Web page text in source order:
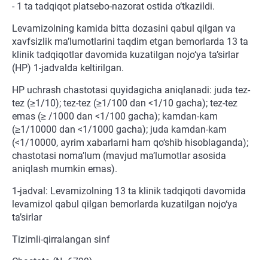
- 1 ta tadqiqot platsebo-nazorat ostida o‘tkazildi.
Levamizolning kamida bitta dozasini qabul qilgan va
xavfsizlik ma’lumotlarini taqdim etgan bemorlarda 13 ta
klinik tadqiqotlar davomida kuzatilgan nojo‘ya ta’sirlar
(HP) 1-jadvalda keltirilgan.
HP uchrash chastotasi quyidagicha aniqlanadi: juda tez-
tez (≥1/10); tez-tez (≥1/100 dan <1/10 gacha); tez-tez
emas (≥ /1000 dan <1/100 gacha); kamdan-kam
(≥1/10000 dan <1/1000 gacha); juda kamdan-kam
(<1/10000, ayrim xabarlarni ham qo‘shib hisoblaganda);
chastotasi noma’lum (mavjud ma’lumotlar asosida
aniqlash mumkin emas).
1-jadval: Levamizolning 13 ta klinik tadqiqoti davomida
levamizol qabul qilgan bemorlarda kuzatilgan nojo‘ya
ta’sirlar
Tizimli-qirralangan sinf